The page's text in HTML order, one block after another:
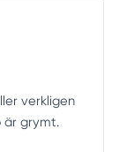
verkligen
är grymt.